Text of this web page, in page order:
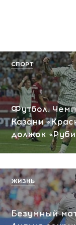
Футбол.
Казани
должок
СПОРТ
Безумный
ЖИЗНЬ